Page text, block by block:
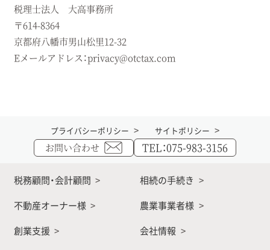
税理士法人 大高事務所
〒614-8364
京都府八幡市男山松里12-32
Eメールアドレス：privacy@otctax.com
お問い合わせ TEL：075-983-3156
プライバシーポリシー サイトポリシー
税務顧問・会計顧問
相続の手続き
不動産オーナー様
農業事業者様
創業支援
会社情報